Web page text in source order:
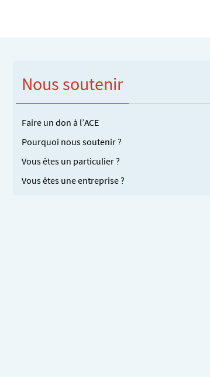
Nous soutenir
Faire un don à l’ACE
Pourquoi nous soutenir ?
Vous êtes un particulier ?
Vous êtes une entreprise ?